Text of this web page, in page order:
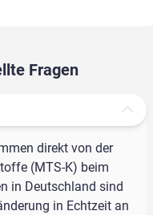
Fragen
direkt von der
(MTS-K) beim
in Deutschland sind
in Echtzeit an